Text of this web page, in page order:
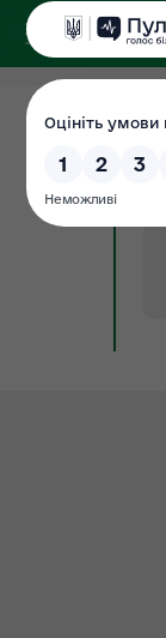
22.01.2019
Документ